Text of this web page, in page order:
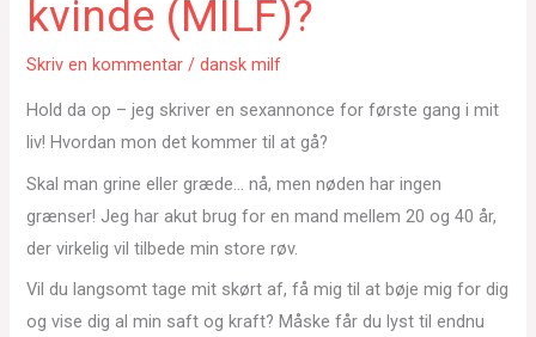
kvinde (MILF)?
Skriv en kommentar /dansk milf
Hold da op – jeg skriver en sexannonce for første gang i mit
liv! Hvordan mon det kommer til at gå?
Skal man grine eller græde… nå, men nøden har ingen
grænser! Jeg har akut brug for en mand mellem 20 og 40 år,
der virkelig vil tilbede min store røv.
Vil du langsomt tage mit skørt af, få mig til at bøje mig for dig
og vise dig al min saft og kraft? Måske får du lyst til endnu